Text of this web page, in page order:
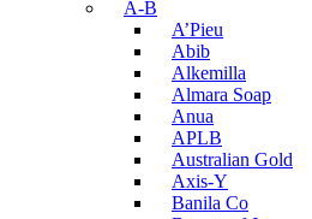
A-B
A’Pieu
Abib
Alkemilla
Almara Soap
Anua
APLB
Australian Gold
Axis-Y
Banila Co